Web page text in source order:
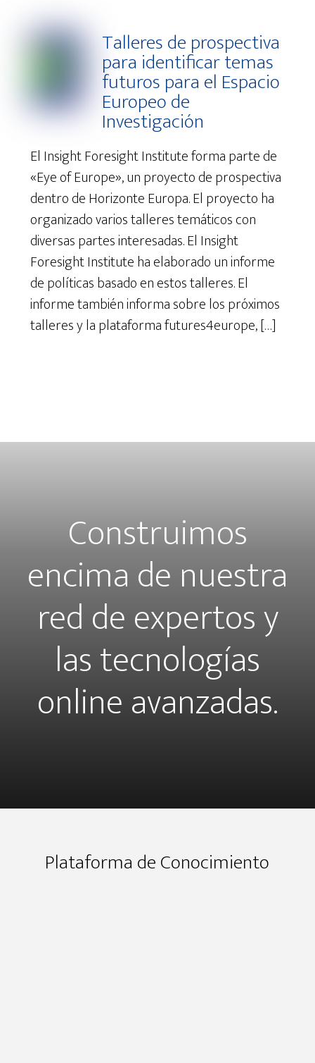
Talleres de prospectiva
para identificar temas
futuros para el Espacio
Europeo de
Investigación
El Insight Foresight Institute forma parte de
«Eye of Europe», un proyecto de prospectiva
dentro de Horizonte Europa. El proyecto ha
organizado varios talleres temáticos con
diversas partes interesadas. El Insight
Foresight Institute ha elaborado un informe
de políticas basado en estos talleres. El
informe también informa sobre los próximos
talleres y la plataforma futures4europe, […]
Construimos
encima de nuestra
red de expertos y
las tecnologías
online avanzadas.
Plataforma de Conocimiento